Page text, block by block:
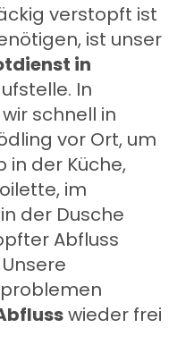
verstopft ist
ist unser
in
In
schnell in
vor Ort, um
in der Küche,
im
der Dusche
Abfluss
wieder frei